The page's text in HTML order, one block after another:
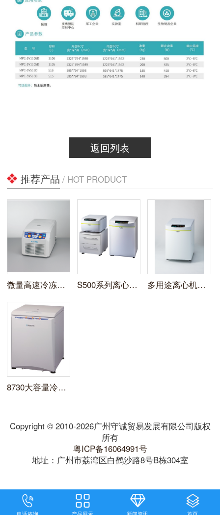
返回列表
推荐产品 / HOT PRODUCT
微量高速冷冻离心机3520 S500系列离心机S500T/S500FR 多用途离心机S700FR/S700TR/S700T
8730大容量冷冻离心机
Copyright © 2010-2026广州守诚贸易发展有限公司版权
所有
粤ICP备16064991号
地址：广州市荔湾区白鹤沙路8号B栋304室
电话咨询 产品展示 新闻资讯 首页